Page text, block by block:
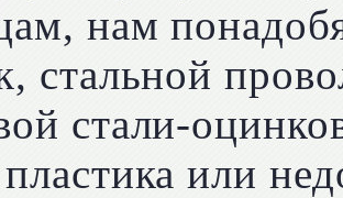
нам
стальной
стали-
или